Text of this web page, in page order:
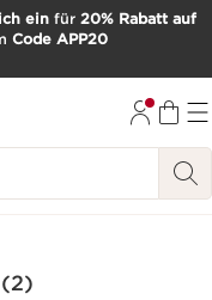
ein für 20% Rabatt auf
Code APP20
(2)